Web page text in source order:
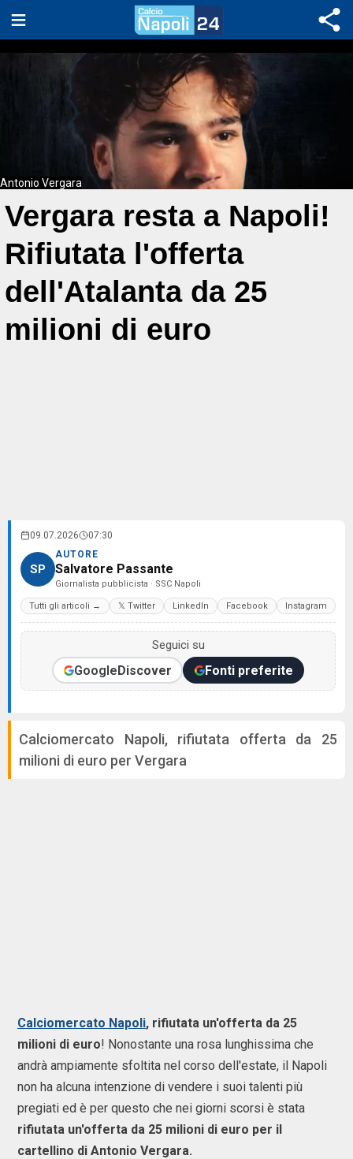
Antonio Vergara
Vergara resta a Napoli!
Rifiutata l'offerta
dell'Atalanta da 25
milioni di euro
09.07.2026 07:30
SP
AUTORE
Salvatore Passante
Giornalista pubblicista · SSC Napoli
Tutti gli articoli → 𝕏 Twitter LinkedIn Facebook Instagram
Seguici su
GoogleDiscover Fonti preferite
Calciomercato Napoli, rifiutata offerta da 25
milioni di euro per Vergara
Calciomercato Napoli, rifiutata un'offerta da 25
milioni di euro! Nonostante una rosa lunghissima che
andrà ampiamente sfoltita nel corso dell'estate, il Napoli
non ha alcuna intenzione di vendere i suoi talenti più
pregiati ed è per questo che nei giorni scorsi è stata
rifiutata un'offerta da 25 milioni di euro per il
cartellino di Antonio Vergara.